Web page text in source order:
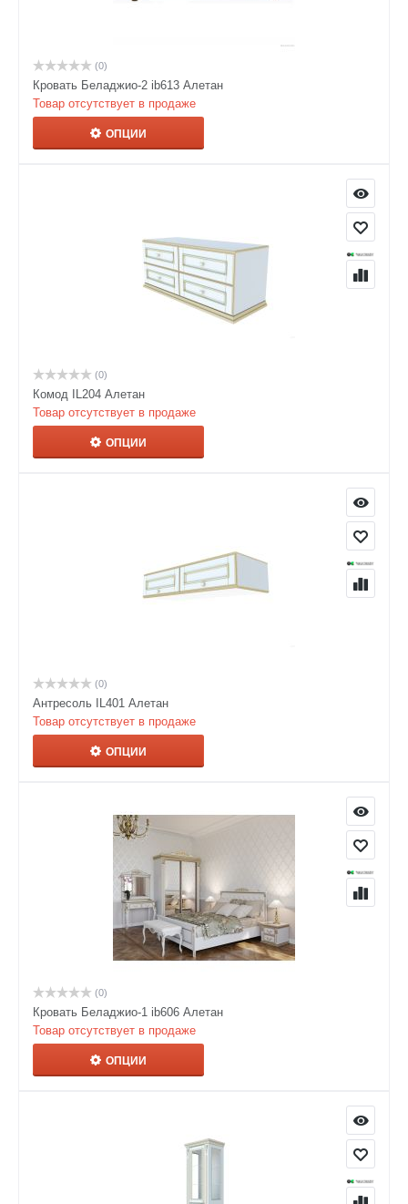
(0)
Кровать Беладжио-2 ib613 Алетан
Товар отсутствует в продаже
ОПЦИИ
(0)
Комод IL204 Алетан
Товар отсутствует в продаже
ОПЦИИ
(0)
Антресоль IL401 Алетан
Товар отсутствует в продаже
ОПЦИИ
(0)
Кровать Беладжио-1 ib606 Алетан
Товар отсутствует в продаже
ОПЦИИ